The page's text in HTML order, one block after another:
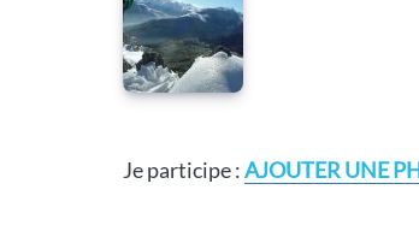
Je participe :AJOUTER UNE